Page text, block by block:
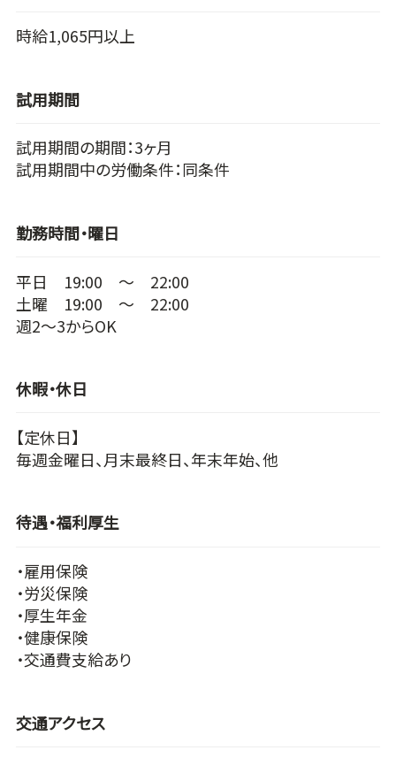
時給1,065円以上
試用期間
試用期間の期間：3ヶ月
試用期間中の労働条件：同条件
勤務時間・曜日
平日 19:00 ～ 22:00
土曜 19:00 ～ 22:00
週2～3からOK
休暇・休日
【定休日】
毎週金曜日、月末最終日、年末年始、他
待遇・福利厚生
・雇用保険
・労災保険
・厚生年金
・健康保険
・交通費支給あり
交通アクセス